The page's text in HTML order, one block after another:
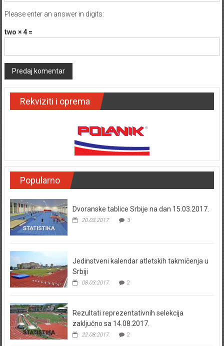
Please enter an answer in digits:
two × 4 =
Rekviziti i oprema
Popularno
Dvoranske tablice Srbije na dan 15.03.2017.
20.03.2017. 3
Jedinstveni kalendar atletskih takmičenja u
Srbiji
08.03.2017. 2
Rezultati reprezentativnih selekcija
zaključno sa 14.08.2017.
22.08.2017. 2